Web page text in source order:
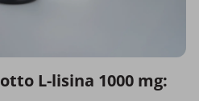
L-lisina 1000 mg: